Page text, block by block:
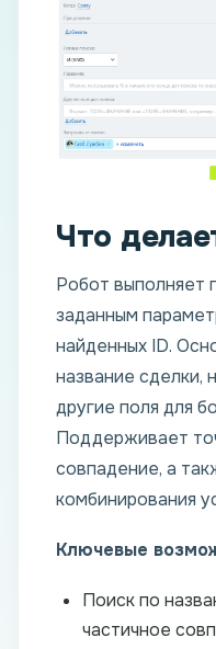
Что
Робот выполняет
заданным
найденных ID.
название сделки,
другие поля для
Поддерживает
совпадение, а
комбинирования
Ключевые
Поиск по
частичное